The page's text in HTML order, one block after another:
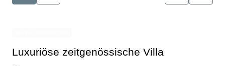
Luxuriöse zeitgenössische Villa